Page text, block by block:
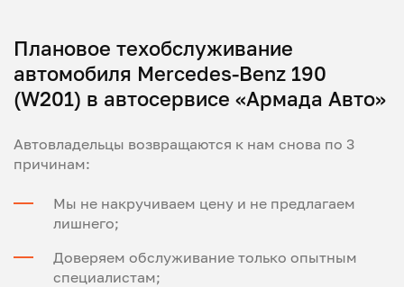
Плановое техобслуживание
автомобиля Mercedes-Benz 190
(W201) в автосервисе «Армада Авто»
Автовладельцы возвращаются к нам снова по 3
причинам:
Мы не накручиваем цену и не предлагаем
лишнего;
Доверяем обслуживание только опытным
специалистам;